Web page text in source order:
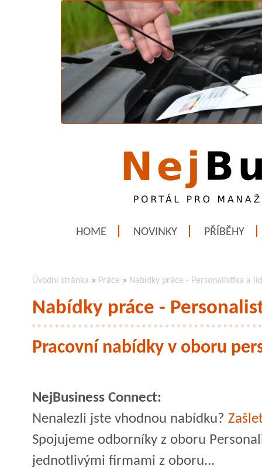
HOME NOVINKY PŘÍBĚHY
Úvodní stránka » Práce » Nabídky práce - Personalistika a
Nabídky práce -
Pracovní nabídky v oboru
NejBusiness Connect:
Nenalezli jste vhodnou nabídku?
Spojujeme odborníky z oboru
jednotlivými firmami z oboru...